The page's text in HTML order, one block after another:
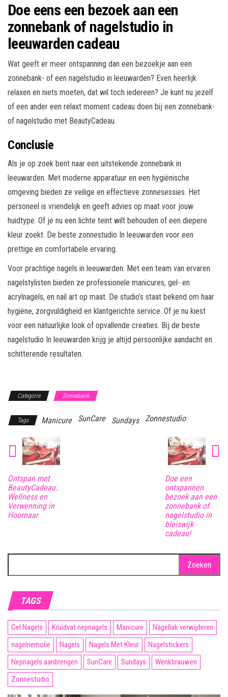
Doe eens een bezoek aan een
zonnebank of nagelstudio in
leeuwarden cadeau
Wat geeft er meer ontspanning dan een bezoekje aan een
zonnebank- of een nagelstudio in leeuwarden? Even heerlijk
relaxen en niets moeten, dat wil toch iedereen? Je kunt nu jezelf
of een ander een relaxt moment cadeau doen bij een zonnebank-
of nagelstudio met BeautyCadeau.
Conclusie
Als je op zoek bent naar een uitstekende zonnebank in
leeuwarden. Met moderne apparatuur en een hygiënische
omgeving bieden ze veilige en effectieve zonnesessies. Het
personeel is vriendelijk en geeft advies op maat voor jouw
huidtype. Of je nu een lichte teint wilt behouden of een diepere
kleur zoekt. De beste zonnestudio In leeuwarden voor een
prettige en comfortabele ervaring.
Voor prachtige nagels in leeuwarden. Met een team van ervaren
nagelstylisten bieden ze professionele manicures, gel- en
acrylnagels, en nail art op maat. De studio’s staat bekend om haar
hygiëne, zorgvuldigheid en klantgerichte service. Of je nu kiest
voor een natuurlijke look of opvallende creaties. Bij de beste
nagelstudio In leeuwarden krijg je altijd persoonlijke aandacht en
schitterende resultaten.
Categorie Zonnebank
Tags Manicure SunCare Sundays Zonnestudio
Ontspan met
BeautyCadeau:
Wellness en
Verwenning in
Hoornaar
Doe een
ontspannen
bezoek aan een
zonnebank of
nagelstudio in
bleiswijk
cadeau!
naar:
TAGS
Gel Nagels Kruidvat nepnagels Manicure
Nagellak verwijderen
nagelriemolie
Nagels Nagels Met Kleur
Nagelstickers
Nepnagels aanbrengen
SunCare Sundays
Wenkbrauwen
Zonnestudio